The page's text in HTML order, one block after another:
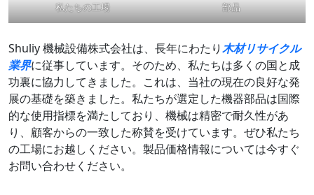
私たちの工場 部品
Shuliy 機械設備株式会社は、長年にわたり木材リサイクル
業界に従事しています。そのため、私たちは多くの国と成
功裏に協力してきました。これは、当社の現在の良好な発
展の基礎を築きました。私たちが選定した機器部品は国際
的な使用指標を満たしており、機械は精密で耐久性があ
り、顧客からの一致した称賛を受けています。ぜひ私たち
の工場にお越しください。製品価格情報については今すぐ
お問い合わせください。